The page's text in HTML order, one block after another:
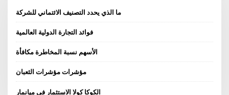
ما الذي يحدد التصنيف الائتماني للشركة
فوائد التجارة الدولية العالمية
الأسهم نسبة المخاطرة مكافأة
مؤشرات مؤشرات الثعبان
الكوكا كولا الاستثمار في ميانمار